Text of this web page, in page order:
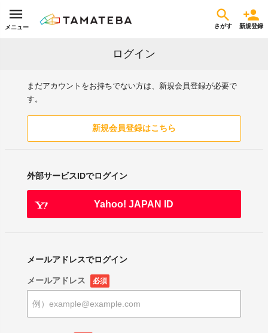
メニュー さがす 新規登録
ログイン
まだアカウントをお持ちでない方は、新規会員登録が必要で
す。
新規会員登録はこちら
外部サービスIDでログイン
Yahoo! JAPAN ID
メールアドレスでログイン
メールアドレス 必須